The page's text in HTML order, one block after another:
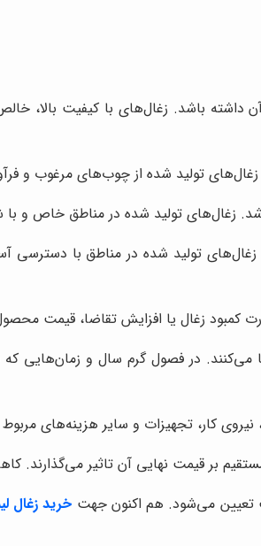
داشته باشد. زغال‌های با کیفیت بالا،
تولید شده از چوب‌های مرغوب و
زغال‌های تولید شده در مناطق خاص و
زغال‌های تولید شده در مناطق با
کمبود زغال یا افزایش تقاضا، قیمت
در فصول گرم سال و زمان‌هایی
کار، تجهیزات و سایر هزینه‌های مربوط
بر قیمت نهایی آن تاثیر
تعیین می‌شود. هم اکنون جهت خرید زغال